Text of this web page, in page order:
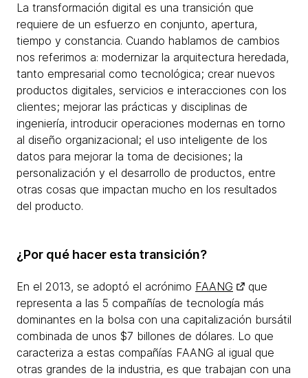
La transformación digital es una transición que
requiere de un esfuerzo en conjunto, apertura,
tiempo y constancia. Cuando hablamos de cambios
nos referimos a: modernizar la arquitectura heredada,
tanto empresarial como tecnológica; crear nuevos
productos digitales, servicios e interacciones con los
clientes; mejorar las prácticas y disciplinas de
ingeniería, introducir operaciones modernas en torno
al diseño organizacional; el uso inteligente de los
datos para mejorar la toma de decisiones; la
personalización y el desarrollo de productos, entre
otras cosas que impactan mucho en los resultados
del producto.
¿Por qué hacer esta transición?
En el 2013, se adoptó el acrónimo FAANG
que
representa a las 5 compañías de tecnología más
dominantes en la bolsa con una capitalización bursátil
combinada de unos $7 billones de dólares. Lo que
caracteriza a estas compañías FAANG al igual que
otras grandes de la industria, es que trabajan con una